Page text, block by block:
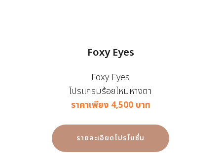
Foxy Eyes
Foxy Eyes
โปรแกรมร้อยไหมหางตา
ราคาเพียง 4,500 บาท
รายละเอียดโปรโมชั่น